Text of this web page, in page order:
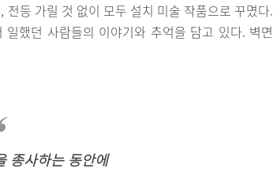
등 가릴 것 없이 모두 설치 미술 작품으로 꾸몄다.
했던 사람들의 이야기와 추억을 담고 있다. 벽면
종사하는 동안에